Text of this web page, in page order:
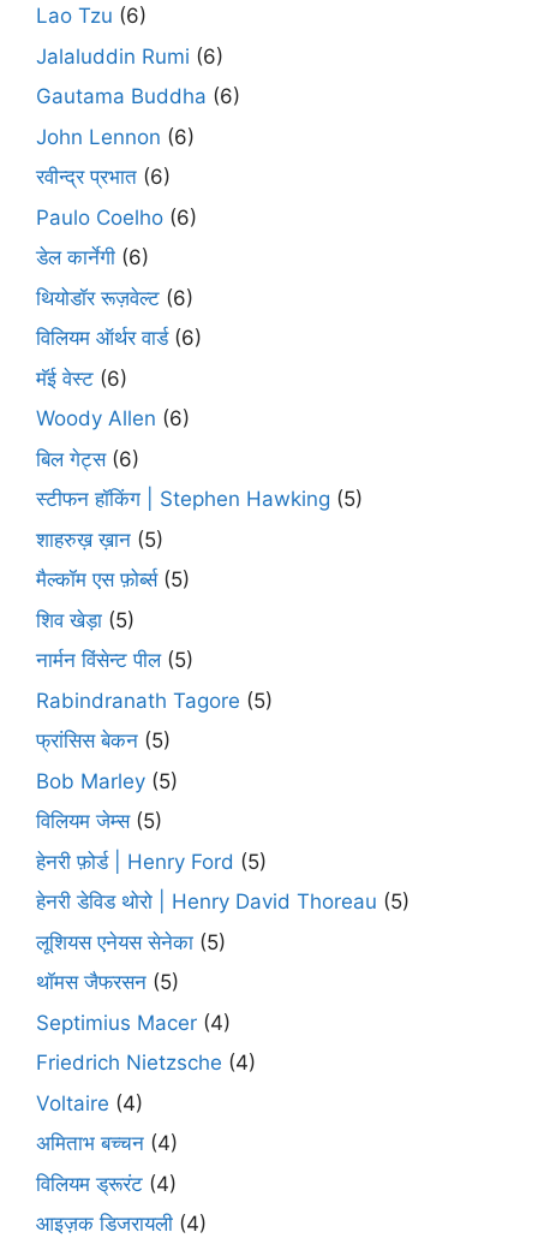
Lao Tzu (6)
Jalaluddin Rumi (6)
Gautama Buddha (6)
John Lennon (6)
रवीन्द्र प्रभात (6)
Paulo Coelho (6)
डेल कार्नेगी (6)
थियोडॉर रूज़वेल्ट (6)
विलियम ऑर्थर वार्ड(6)
मॅई वेस्ट (6)
Woody Allen (6)
बिल गेट्स(6)
स्टीफन हॉकिंग | Stephen Hawking (5)
शाहरुख़ ख़ान (5)
मैल्कॉम एस फ़ोर्ब्स(5)
शिव खेड़ा (5)
नार्मन विंसेन्ट पील(5)
Rabindranath Tagore (5)
फ्रांसिस बेकन (5)
Bob Marley (5)
विलियम जेम्स(5)
हेनरी फ़ोर्ड | Henry Ford (5)
हेनरी डेविड थोरो | Henry David Thoreau (5)
लूशियस एनेयस सेनेका (5)
थॉमस जैफरसन (5)
Septimius Macer (4)
Friedrich Nietzsche (4)
Voltaire (4)
अमिताभ बच्चन (4)
विलियम ड्रूरंट (4)
आइज़क डिजरायली (4)